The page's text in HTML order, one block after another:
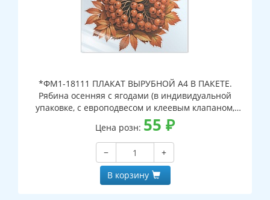
*ФМ1-18111 ПЛАКАТ ВЫРУБНОЙ А4 В ПАКЕТЕ.
Рябина осенняя с ягодами (в индивидуальной
упаковке, с европодвесом и клеевым клапаном,
двухсторонний, ВД-лак)
Цена розн: 55 ₽
−
+
В корзину